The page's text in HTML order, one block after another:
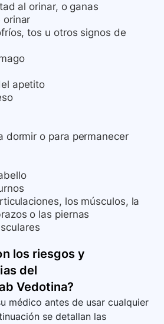
al orinar, o ganas
orinar
tos u otros signos de
apetito
dormir o para permanecer
los músculos, la
o las piernas
los riesgos y
del
Vedotina?
médico antes de usar cualquier
se detallan las